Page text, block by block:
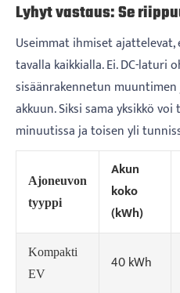
Lyhyt vastaus: Se
Useimmat ihmiset
tavalla kaikkialla. Ei. DC-laturi
sisäänrakennetun
akkuun. Siksi sama yksikkö
minuutissa ja toisen yli
Ajoneuvon
tyyppi
Akun
koko
(kWh)
Kompakti
EV
40 kWh